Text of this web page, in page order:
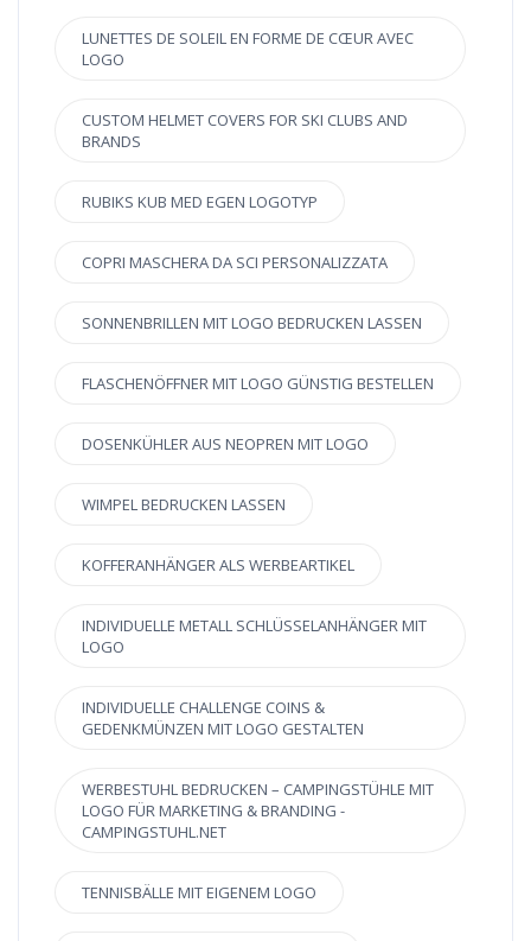
LUNETTES DE SOLEIL EN FORME DE CŒUR AVEC
LOGO
CUSTOM HELMET COVERS FOR SKI CLUBS AND
BRANDS
RUBIKS KUB MED EGEN LOGOTYP
COPRI MASCHERA DA SCI PERSONALIZZATA
SONNENBRILLEN MIT LOGO BEDRUCKEN LASSEN
FLASCHENÖFFNER MIT LOGO GÜNSTIG BESTELLEN
DOSENKÜHLER AUS NEOPREN MIT LOGO
WIMPEL BEDRUCKEN LASSEN
KOFFERANHÄNGER ALS WERBEARTIKEL
INDIVIDUELLE METALL SCHLÜSSELANHÄNGER MIT
LOGO
INDIVIDUELLE CHALLENGE COINS &
GEDENKMÜNZEN MIT LOGO GESTALTEN
WERBESTUHL BEDRUCKEN – CAMPINGSTÜHLE MIT
LOGO FÜR MARKETING & BRANDING -
CAMPINGSTUHL.NET
TENNISBÄLLE MIT EIGENEM LOGO